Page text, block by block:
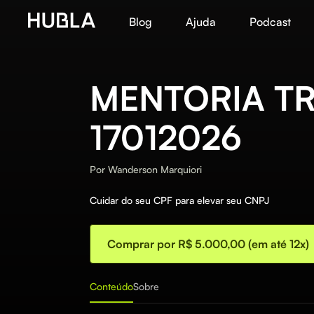
Blog Ajuda Podcast
MENTORIA
17012026
Por Wanderson Marquiori
Cuidar do seu CPF para elevar seu CNPJ
Comprar por R$ 5.000,00 (em até 12x)
ConteúdoSobre